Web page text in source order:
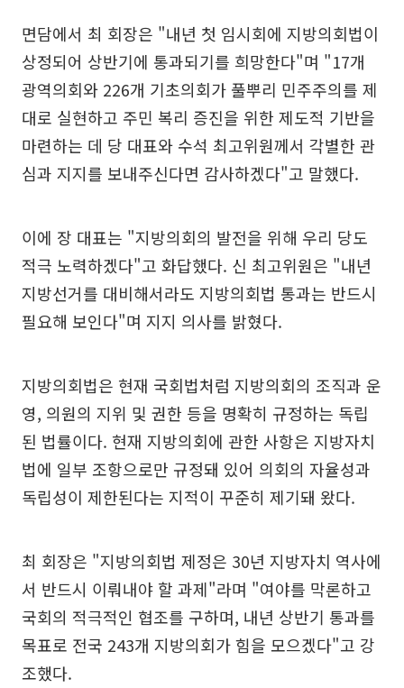
면담에서 최 회장은 "내년 첫 임시회에 지방의회법이
상정되어 상반기에 통과되기를 희망한다"며 "17개
광역의회와 226개 기초의회가 풀뿌리 민주주의를 제
대로 실현하고 주민 복리 증진을 위한 제도적 기반을
마련하는 데 당 대표와 수석 최고위원께서 각별한 관
심과 지지를 보내주신다면 감사하겠다"고 말했다.
이에 장 대표는 "지방의회의 발전을 위해 우리 당도
적극 노력하겠다"고 화답했다. 신 최고위원은 "내년
지방선거를 대비해서라도 지방의회법 통과는 반드시
필요해 보인다"며 지지 의사를 밝혔다.
지방의회법은 현재 국회법처럼 지방의회의 조직과 운
영, 의원의 지위 및 권한 등을 명확히 규정하는 독립
된 법률이다. 현재 지방의회에 관한 사항은 지방자치
법에 일부 조항으로만 규정돼 있어 의회의 자율성과
독립성이 제한된다는 지적이 꾸준히 제기돼 왔다.
최 회장은 "지방의회법 제정은 30년 지방자치 역사에
서 반드시 이뤄내야 할 과제"라며 "여야를 막론하고
국회의 적극적인 협조를 구하며, 내년 상반기 통과를
목표로 전국 243개 지방의회가 힘을 모으겠다"고 강
조했다.